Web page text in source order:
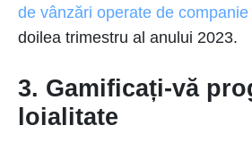
de vânzări operate de companie
doilea trimestru al anului 2023.
3. Gamificați-vă
loialitate